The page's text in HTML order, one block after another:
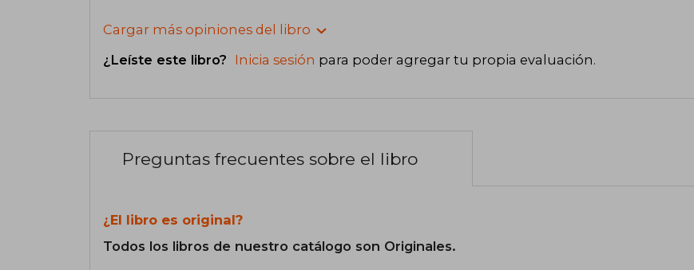
Cargar más opiniones del libro
¿Leíste este libro? Inicia sesión para poder agregar tu propia evaluación.
Preguntas frecuentes sobre el libro
¿El libro es original?
Todos los libros de nuestro catálogo son Originales.